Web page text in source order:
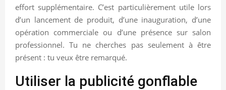
effort supplémentaire. C’est particulièrement utile lors
d’un lancement de produit, d’une inauguration, d’une
opération commerciale ou d’une présence sur salon
professionnel. Tu ne cherches pas seulement à être
présent : tu veux être remarqué.
Utiliser la publicité gonflable